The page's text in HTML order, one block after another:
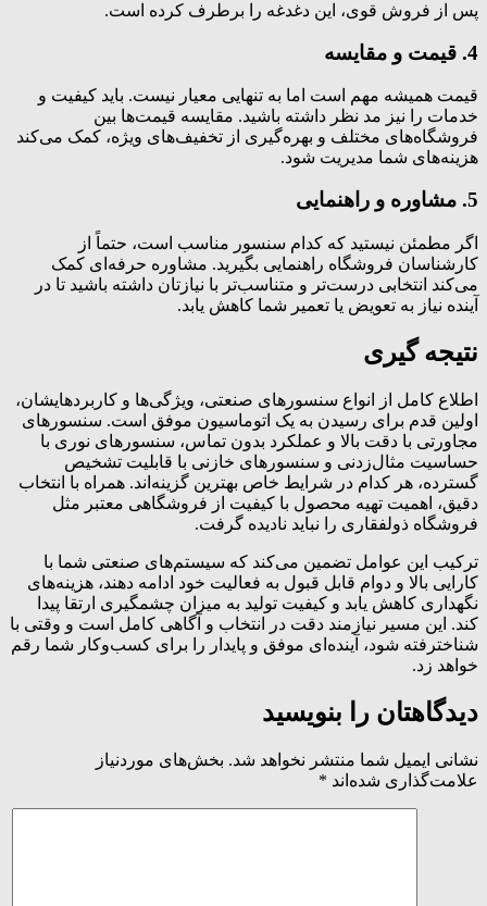
پس از فروش قوی، این دغدغه را برطرف کرده است.
4. قیمت و مقایسه
قیمت همیشه مهم است اما به تنهایی معیار نیست. باید کیفیت و
خدمات را نیز مد نظر داشته باشید. مقایسه قیمت‌ها بین
فروشگاه‌های مختلف و بهره‌گیری از تخفیف‌های ویژه، کمک می‌کند
هزینه‌های شما مدیریت شود.
5. مشاوره و راهنمایی
اگر مطمئن نیستید که کدام سنسور مناسب است، حتماً از
کارشناسان فروشگاه راهنمایی بگیرید. مشاوره حرفه‌ای کمک
می‌کند انتخابی درست‌تر و متناسب‌تر با نیازتان داشته باشید تا در
آینده نیاز به تعویض یا تعمیر شما کاهش یابد.
نتیجه گیری
اطلاع کامل از انواع سنسورهای صنعتی، ویژگی‌ها و کاربردهایشان،
اولین قدم برای رسیدن به یک اتوماسیون موفق است. سنسورهای
مجاورتی با دقت بالا و عملکرد بدون تماس، سنسورهای نوری با
حساسیت مثال‌زدنی و سنسورهای خازنی با قابلیت تشخیص
گسترده، هر کدام در شرایط خاص بهترین گزینه‌اند. همراه با انتخاب
دقیق، اهمیت تهیه محصول با کیفیت از فروشگاهی معتبر مثل
فروشگاه ذولفقاری را نباید نادیده گرفت.
ترکیب این عوامل تضمین می‌کند که سیستم‌های صنعتی شما با
کارایی بالا و دوام قابل قبول به فعالیت خود ادامه دهند، هزینه‌های
نگهداری کاهش یابد و کیفیت تولید به میزان چشمگیری ارتقا پیدا
کند. این مسیر نیازمند دقت در انتخاب و آگاهی کامل است و وقتی با
شناخترفته شود، آینده‌ای موفق و پایدار را برای کسب‌وکار شما رقم
خواهد زد.
دیدگاهتان را بنویسید
نشانی ایمیل شما منتشر نخواهد شد. بخش‌های موردنیاز
علامت‌گذاری شده‌اند *